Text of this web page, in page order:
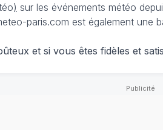
) sur les événements météo
paris.com est également
et si vous êtes fidèles et